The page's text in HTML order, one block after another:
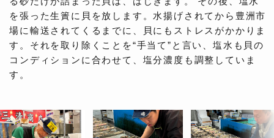
を張った生簀に貝を放します。水揚げされてから豊洲市
場に輸送されてくるまでに、貝にもストレスがかかりま
す。それを取り除くことを“手当て”と言い、塩水も貝の
コンディションに合わせて、塩分濃度も調整していま
す。